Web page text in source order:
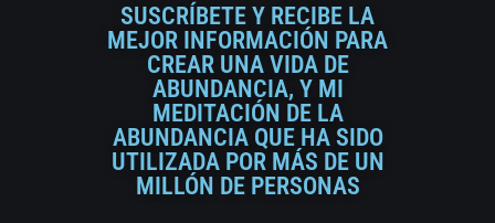
SUSCRÍBETE Y RECIBE LA
MEJOR INFORMACIÓN PARA
CREAR UNA VIDA DE
ABUNDANCIA, Y MI
MEDITACIÓN DE LA
ABUNDANCIA QUE HA SIDO
UTILIZADA POR MÁS DE UN
MILLÓN DE PERSONAS